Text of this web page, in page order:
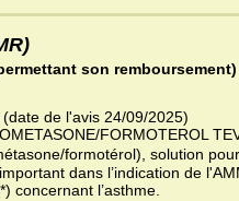
son remboursement)
(date de l'avis 24/09/2025)
FORMOTEROL
formotérol), solution pour
dans l’indication de
concernant l’asthme.